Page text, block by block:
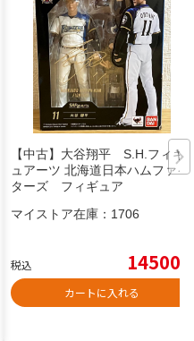
【中古】大谷翔平 S.H.フィギ
ュアーツ 北海道日本ハムファイ
ターズ フィギュア
マイストア在庫： 1706
税込 14500
カートに入れる